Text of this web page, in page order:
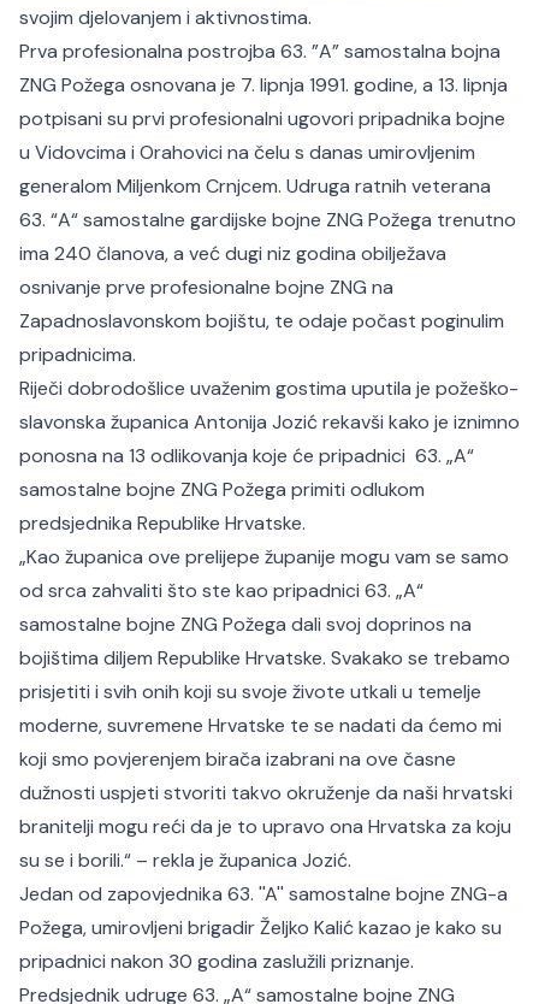
svojim djelovanjem i aktivnostima.
Prva profesionalna postrojba 63. ”A” samostalna bojna
ZNG Požega osnovana je 7. lipnja 1991. godine, a 13. lipnja
potpisani su prvi profesionalni ugovori pripadnika bojne
u Vidovcima i Orahovici na čelu s danas umirovljenim
generalom Miljenkom Crnjcem. Udruga ratnih veterana
63. “A“ samostalne gardijske bojne ZNG Požega trenutno
ima 240 članova, a već dugi niz godina obilježava
osnivanje prve profesionalne bojne ZNG na
Zapadnoslavonskom bojištu, te odaje počast poginulim
pripadnicima.
Riječi dobrodošlice uvaženim gostima uputila je požeško-
slavonska županica Antonija Jozić rekavši kako je iznimno
ponosna na 13 odlikovanja koje će pripadnici 63. „A“
samostalne bojne ZNG Požega primiti odlukom
predsjednika Republike Hrvatske.
„Kao županica ove prelijepe županije mogu vam se samo
od srca zahvaliti što ste kao pripadnici 63. „A“
samostalne bojne ZNG Požega dali svoj doprinos na
bojištima diljem Republike Hrvatske. Svakako se trebamo
prisjetiti i svih onih koji su svoje živote utkali u temelje
moderne, suvremene Hrvatske te se nadati da ćemo mi
koji smo povjerenjem birača izabrani na ove časne
dužnosti uspjeti stvoriti takvo okruženje da naši hrvatski
branitelji mogu reći da je to upravo ona Hrvatska za koju
su se i borili.“ – rekla je županica Jozić.
Jedan od zapovjednika 63. ''A'' samostalne bojne ZNG-a
Požega, umirovljeni brigadir Željko Kalić kazao je kako su
pripadnici nakon 30 godina zaslužili priznanje.
Predsjednik udruge 63. „A“ samostalne bojne ZNG